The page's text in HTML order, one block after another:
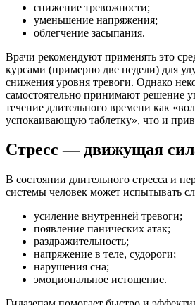
снижение тревожности;
уменьшение напряжения;
облегчение засыпания.
Врачи рекомендуют применять это
курсами (примерно две недели) для
снижения уровня тревоги. Однако
самостоятельно принимают решение
течение длительного времени как
успокаивающую таблетку», что и
Стресс — движущая
В состоянии длительного стресса и
системы человек может испытывать
усиление внутренней тревоги;
появление панических атак;
раздражительность;
напряжение в теле, судороги;
нарушения сна;
эмоциональное истощение.